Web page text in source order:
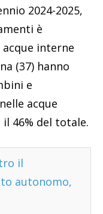
2024-2025,
è
acque interne
(37) hanno
e
acque
46% del totale.
il
autonomo,